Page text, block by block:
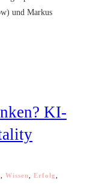
und Markus
KI-
Wissen Erfolg